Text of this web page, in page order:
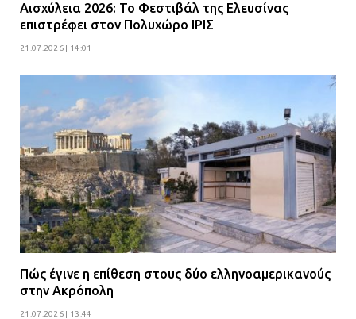
Αισχύλεια 2026: Το Φεστιβάλ της Ελευσίνας
επιστρέφει στον Πολυχώρο ΙΡΙΣ
21.07.2026 | 14:01
Πώς έγινε η επίθεση στους δύο ελληνοαμερικανούς
στην Ακρόπολη
21.07.2026 | 13:44